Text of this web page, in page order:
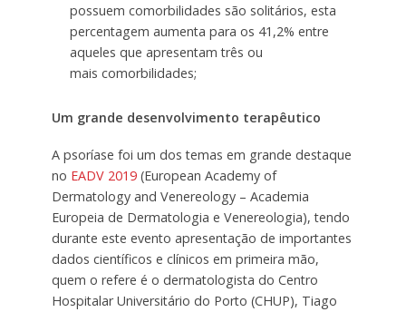
possuem comorbilidades são solitários, esta
percentagem aumenta para os 41,2% entre
aqueles que apresentam três ou
mais comorbilidades;
Um grande desenvolvimento terapêutico
A psoríase foi um dos temas em grande destaque
no EADV 2019(European Academy of
Dermatology and Venereology – Academia
Europeia de Dermatologia e Venereologia), tendo
durante este evento apresentação de importantes
dados científicos e clínicos em primeira mão,
quem o refere é o dermatologista do Centro
Hospitalar Universitário do Porto (CHUP), Tiago